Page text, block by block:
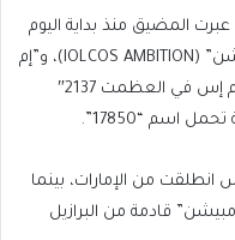
عبرت المضيق منذ بداية اليوم
هي “ريمات” (REEMAT)، و”إيولكوس أمبيشن” (IOLCOS AMBITION)، و”إم
إس في الفايزان” (M.S.V. AL FAIZAN)، و”إم إس في العظمت 2137″
السفن الخمس انطلقت من الإمارات، بينما
قادمة من البرازيل